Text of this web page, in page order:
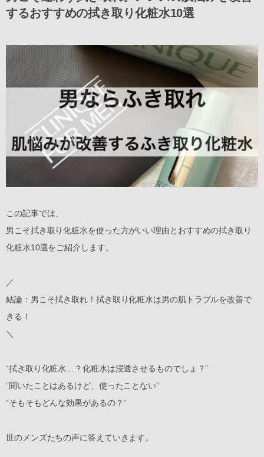
するおすすめの拭き取り化粧水10選
この記事では、
男こそ拭き取り化粧水を使った方がいい理由とおすすめの拭き取り
化粧水10選をご紹介します。
／
結論：男こそ拭き取れ！拭き取り化粧水は男の肌トラブルを改善で
きる！
＼
“拭き取り化粧水…？化粧水は浸透させるものでしょ？”
“聞いたことはあるけど、使ったことない”
“そもそもどんな効果があるの？”
世のメンズたちの声に答えていきます。